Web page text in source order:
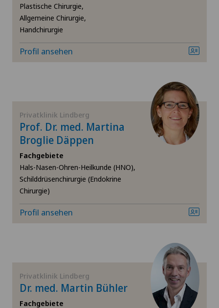
Ellbogenchirurgie
Endokrinologie
Gynäkologie
Hallux Valgus
Hals-Nasen-Ohren-Heilkunde (HNO)
Hämatologie
Hüftarthrose
Plastische Chirurgie,
Allgemeine Chirurgie,
Handchirurgie
Profil ansehen
Privatklinik Lindberg
Prof. Dr. med. Martina
Broglie Däppen
Fachgebiete
Hals-Nasen-Ohren-Heilkunde (HNO),
Schilddrüsenchirurgie (Endokrine
Chirurgie)
Profil ansehen
Privatklinik Lindberg
Dr. med. Martin Bühler
Fachgebiete